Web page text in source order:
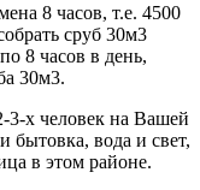
8 часов, т.е. 4500
сруб 30м3
8 часов в день,
30м3.
3-х человек на Вашей
бытовка, вода и свет,
в этом районе.